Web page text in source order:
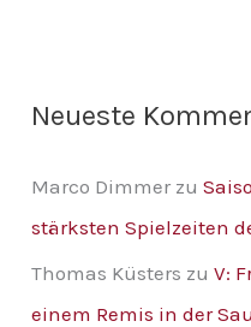
Neueste
Marco Dimmer zu
stärksten Spielzeiten
Thomas Küsters zuV:
einem Remis in der